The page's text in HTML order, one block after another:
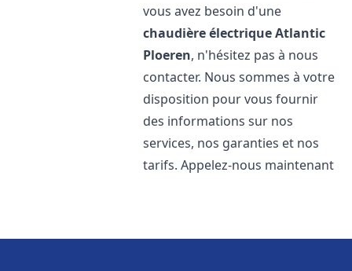
vous avez besoin d'une
chaudière électrique Atlantic
Ploeren, n'hésitez pas à nous
contacter. Nous sommes à votre
disposition pour vous fournir
des informations sur nos
services, nos garanties et nos
tarifs. Appelez-nous maintenant